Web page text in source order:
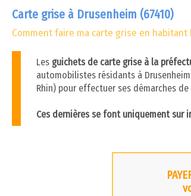
Carte grise à Drusenheim (67410)
Comment faire ma carte grise en habitant
Les guichets de carte grise à la
automobilistes résidants à
Rhin) pour effectuer ses démarches
Ces dernières se font uniquement sur